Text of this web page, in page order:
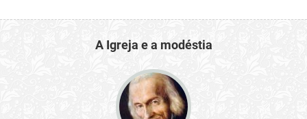
A Igreja e a modéstia